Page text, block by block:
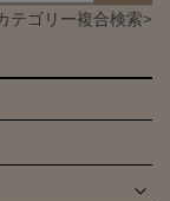
テゴリー複合検索>